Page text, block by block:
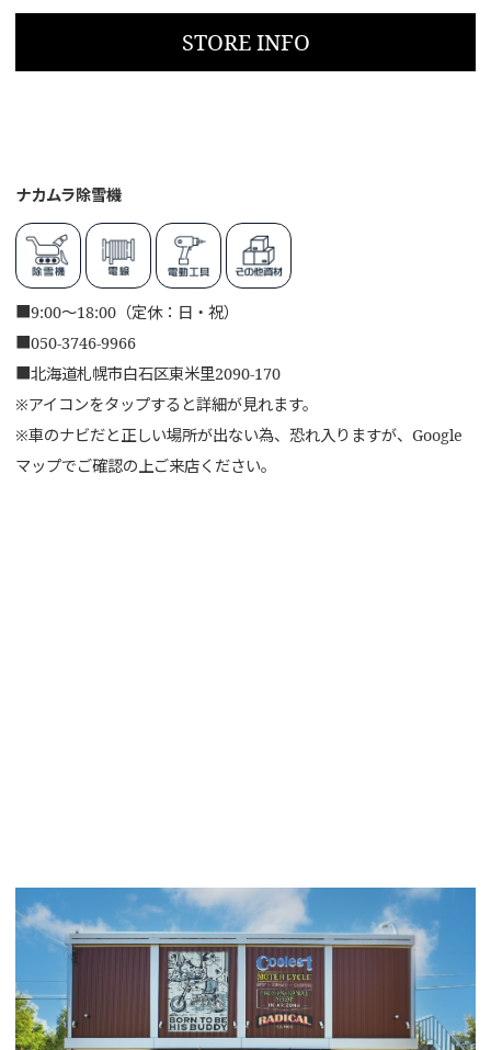
STORE INFO
ナカムラ除雪機
■9:00～18:00（定休：日・祝）
■050-3746-9966
■北海道札幌市白石区東米里2090-170
※アイコンをタップすると詳細が見れます。
※車のナビだと正しい場所が出ない為、恐れ入りますが、Google
マップでご確認の上ご来店ください。